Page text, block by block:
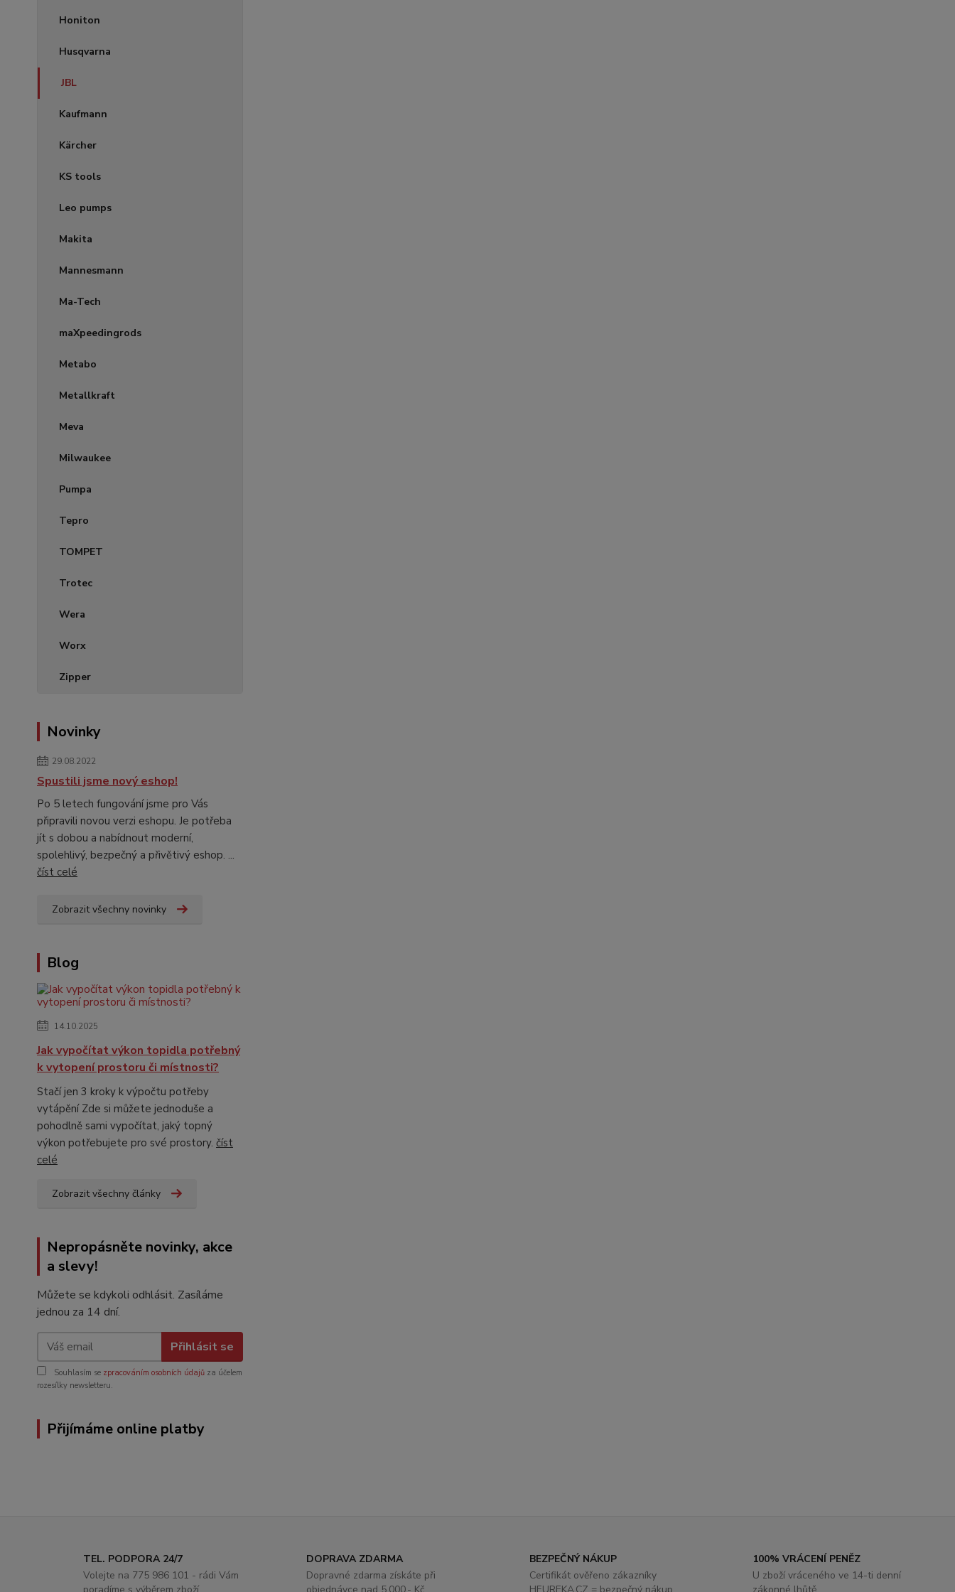
Honiton
Husqvarna
JBL
Kaufmann
Kärcher
KS tools
Leo pumps
Makita
Mannesmann
Ma-Tech
maXpeedingrods
Metabo
Metallkraft
Meva
Milwaukee
Pumpa
Tepro
TOMPET
Trotec
Wera
Worx
Zipper
Novinky
29.08.2022
Spustili jsme nový eshop!
Po 5 letech fungování jsme pro Vás
připravili novou verzi eshopu. Je potřeba
jít s dobou a nabídnout moderní,
spolehlivý, bezpečný a přivětivý eshop. ...
číst celé
Zobrazit všechny novinky
Blog
14.10.2025
Jak vypočítat výkon topidla potřebný
k vytopení prostoru či místnosti?
Stačí jen 3 kroky k výpočtu potřeby
vytápění Zde si můžete jednoduše a
pohodlně sami vypočítat, jaký topný
výkon potřebujete pro své prostory. číst
celé
Zobrazit všechny články
Nepropásněte novinky, akce
a slevy!
Můžete se kdykoli odhlásit. Zasíláme
jednou za 14 dní.
Přihlásit se
Souhlasím se zpracováním osobních údajů za účelem
rozesílky newsletteru.
Přijímáme online platby
TEL. PODPORA 24/7
Volejte na 775 986 101 - rádi Vám
DOPRAVA ZDARMA
Dopravné zdarma získáte při
BEZPEČNÝ NÁKUP
Certifikát ověřeno zákazníky
100% VRÁCENÍ PENĚZ
U zboží vráceného ve 14-ti denní